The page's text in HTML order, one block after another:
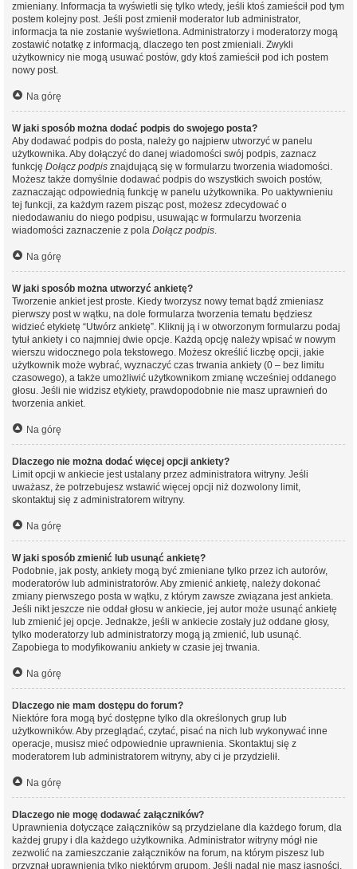
zmieniany. Informacja ta wyświetli się tylko wtedy, jeśli ktoś zamieścił pod tym
postem kolejny post. Jeśli post zmienił moderator lub administrator,
informacja ta nie zostanie wyświetlona. Administratorzy i moderatorzy mogą
zostawić notatkę z informacją, dlaczego ten post zmieniali. Zwykli
użytkownicy nie mogą usuwać postów, gdy ktoś zamieścił pod ich postem
nowy post.
Na górę
W jaki sposób można dodać podpis do swojego posta?
Aby dodawać podpis do posta, należy go najpierw utworzyć w panelu
użytkownika. Aby dołączyć do danej wiadomości swój podpis, zaznacz
funkcję Dołącz podpis znajdującą się w formularzu tworzenia wiadomości.
Możesz także domyślnie dodawać podpis do wszystkich swoich postów,
zaznaczając odpowiednią funkcję w panelu użytkownika. Po uaktywnieniu
tej funkcji, za każdym razem pisząc post, możesz zdecydować o
niedodawaniu do niego podpisu, usuwając w formularzu tworzenia
wiadomości zaznaczenie z pola Dołącz podpis.
Na górę
W jaki sposób można utworzyć ankietę?
Tworzenie ankiet jest proste. Kiedy tworzysz nowy temat bądź zmieniasz
pierwszy post w wątku, na dole formularza tworzenia tematu będziesz
widzieć etykietę “Utwórz ankietę”. Kliknij ją i w otworzonym formularzu podaj
tytuł ankiety i co najmniej dwie opcje. Każdą opcję należy wpisać w nowym
wierszu widocznego pola tekstowego. Możesz określić liczbę opcji, jakie
użytkownik może wybrać, wyznaczyć czas trwania ankiety (0 – bez limitu
czasowego), a także umożliwić użytkownikom zmianę wcześniej oddanego
głosu. Jeśli nie widzisz etykiety, prawdopodobnie nie masz uprawnień do
tworzenia ankiet.
Na górę
Dlaczego nie można dodać więcej opcji ankiety?
Limit opcji w ankiecie jest ustalany przez administratora witryny. Jeśli
uważasz, że potrzebujesz wstawić więcej opcji niż dozwolony limit,
skontaktuj się z administratorem witryny.
Na górę
W jaki sposób zmienić lub usunąć ankietę?
Podobnie, jak posty, ankiety mogą być zmieniane tylko przez ich autorów,
moderatorów lub administratorów. Aby zmienić ankietę, należy dokonać
zmiany pierwszego posta w wątku, z którym zawsze związana jest ankieta.
Jeśli nikt jeszcze nie oddał głosu w ankiecie, jej autor może usunąć ankietę
lub zmienić jej opcje. Jednakże, jeśli w ankiecie zostały już oddane głosy,
tylko moderatorzy lub administratorzy mogą ją zmienić, lub usunąć.
Zapobiega to modyfikowaniu ankiety w czasie jej trwania.
Na górę
Dlaczego nie mam dostępu do forum?
Niektóre fora mogą być dostępne tylko dla określonych grup lub
użytkowników. Aby przeglądać, czytać, pisać na nich lub wykonywać inne
operacje, musisz mieć odpowiednie uprawnienia. Skontaktuj się z
moderatorem lub administratorem witryny, aby ci je przydzielił.
Na górę
Dlaczego nie mogę dodawać załączników?
Uprawnienia dotyczące załączników są przydzielane dla każdego forum, dla
każdej grupy i dla każdego użytkownika. Administrator witryny mógł nie
zezwolić na zamieszczanie załączników na forum, na którym piszesz lub
przyznał uprawnienia tylko niektórym grupom. Jeśli nadal nie masz jasności,